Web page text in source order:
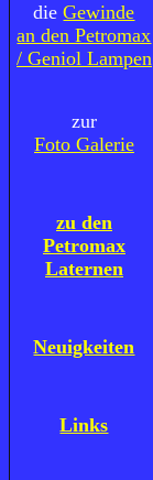
dieGewinde
an den Petromax
/ Geniol Lampen
zur
Foto Galerie
zu den
Petromax
Laternen
Neuigkeiten
Links